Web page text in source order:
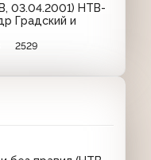
03.04.2001) НТВ-
Градский и
2529